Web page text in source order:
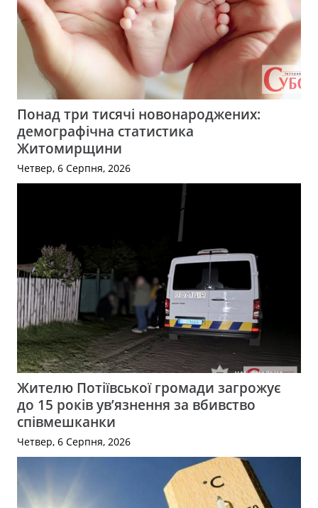
Понад три тисячі новонароджених:
демографічна статистика
Житомирщини
Четвер, 6 Серпня, 2026
Жителю Потіївської громади загрожує
до 15 років ув’язнення за вбивство
співмешканки
Четвер, 6 Серпня, 2026